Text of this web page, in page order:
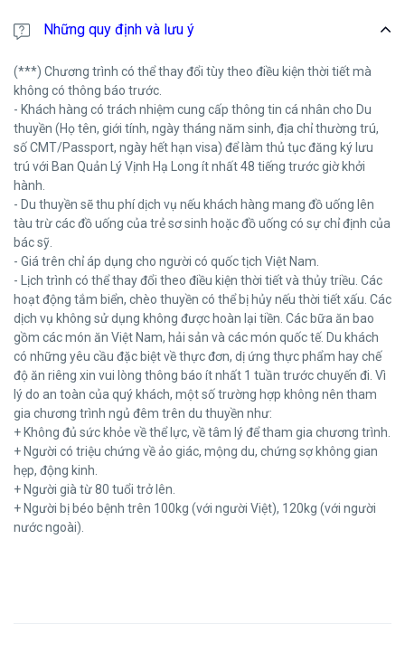
Những quy định và lưu ý
(***) Chương trình có thể thay đổi tùy theo điều kiện thời tiết mà
không có thông báo trước.
- Khách hàng có trách nhiệm cung cấp thông tin cá nhân cho Du
thuyền (Họ tên, giới tính, ngày tháng năm sinh, địa chỉ thường trú,
số CMT/Passport, ngày hết hạn visa) để làm thủ tục đăng ký lưu
trú với Ban Quản Lý Vịnh Hạ Long ít nhất 48 tiếng trước giờ khởi
hành.
- Du thuyền sẽ thu phí dịch vụ nếu khách hàng mang đồ uống lên
tàu trừ các đồ uống của trẻ sơ sinh hoặc đồ uống có sự chỉ định của
bác sỹ.
- Giá trên chỉ áp dụng cho người có quốc tịch Việt Nam.
- Lịch trình có thể thay đổi theo điều kiện thời tiết và thủy triều. Các
hoạt động tắm biển, chèo thuyền có thể bị hủy nếu thời tiết xấu. Các
dịch vụ không sử dụng không được hoàn lại tiền. Các bữa ăn bao
gồm các món ăn Việt Nam, hải sản và các món quốc tế. Du khách
có những yêu cầu đặc biệt về thực đơn, dị ứng thực phẩm hay chế
độ ăn riêng xin vui lòng thông báo ít nhất 1 tuần trước chuyến đi. Vì
lý do an toàn của quý khách, một số trường hợp không nên tham
gia chương trình ngủ đêm trên du thuyền như:
+ Không đủ sức khỏe về thể lực, về tâm lý để tham gia chương trình.
+ Người có triệu chứng về ảo giác, mộng du, chứng sợ không gian
hẹp, động kinh.
+ Người già từ 80 tuổi trở lên.
+ Người bị béo bệnh trên 100kg (với người Việt), 120kg (với người
nước ngoài).